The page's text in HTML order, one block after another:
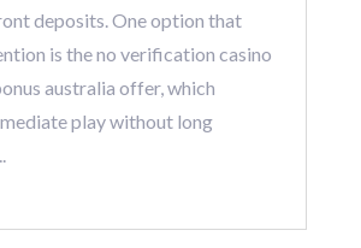
deposits. One option that
is the no verification casino
australia offer, which
play without long